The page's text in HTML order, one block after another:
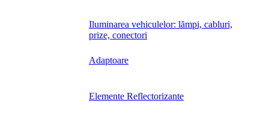
Iluminarea vehiculelor: lămpi, cabluri,
prize, conectori
Adaptoare
Elemente Reflectorizante